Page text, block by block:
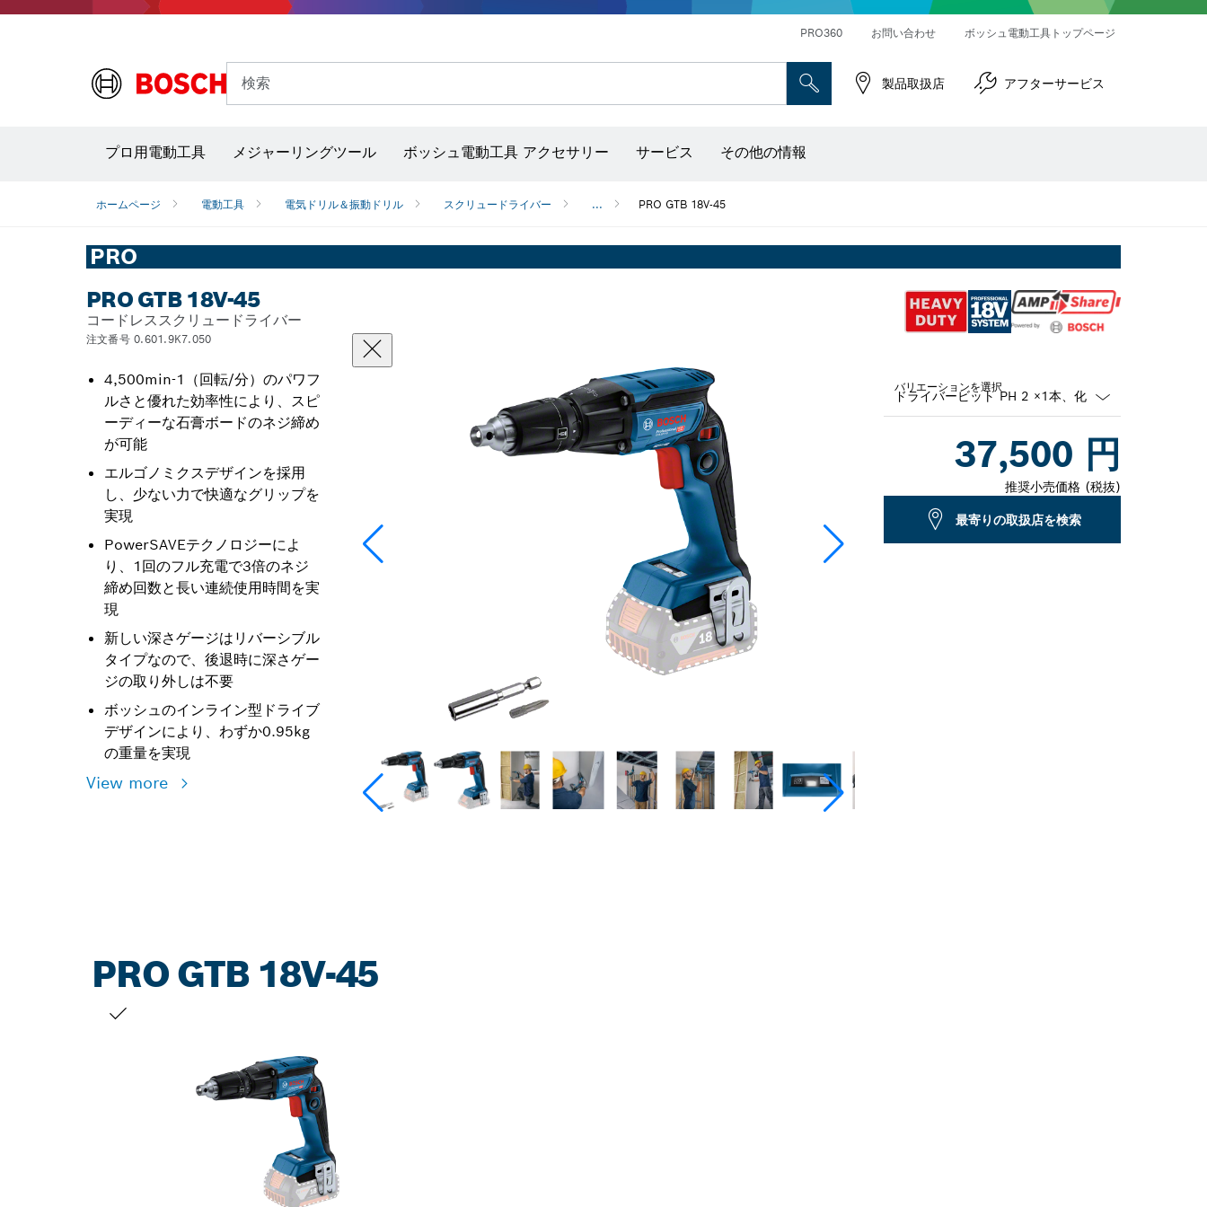
PRO360 お問い合わせ ボッシュ電動工具トップページ
検索 製品取扱店 アフターサービス
プロ用電動工具 メジャーリングツール ボッシュ電動工具 アクセサリー サービス その他の情報
ホームページ 電動工具 電気ドリル＆振動ドリル スクリュードライバー ... PRO GTB 18V-45
PRO
PRO GTB 18V-45
コードレススクリュードライバー
注文番号 0.601.9K7.050
4,500min-1（回転/分）のパワフ
ルさと優れた効率性により、スピ
ーディーな石膏ボードのネジ締め
が可能
エルゴノミクスデザインを採用
し、少ない力で快適なグリップを
実現
PowerSAVEテクノロジーによ
り、1回のフル充電で3倍のネジ
締め回数と長い連続使用時間を実
現
新しい深さゲージはリバーシブル
タイプなので、後退時に深さゲー
ジの取り外しは不要
ボッシュのインライン型ドライブ
デザインにより、わずか0.95kg
の重量を実現
View more
バリエーションを選択
37,500 円
推奨小売価格 (税抜)
最寄りの取扱店を検索
PRO GTB 18V-45